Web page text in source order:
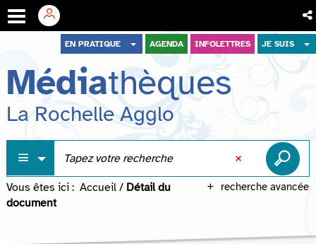
menu
contenu
recherche
EN PRATIQUE AGENDA INFOLETTRES JE SUIS
Médiathèques
La Rochelle Agglo
recherche avancée
Vous êtes ici : Accueil / Détail du
document